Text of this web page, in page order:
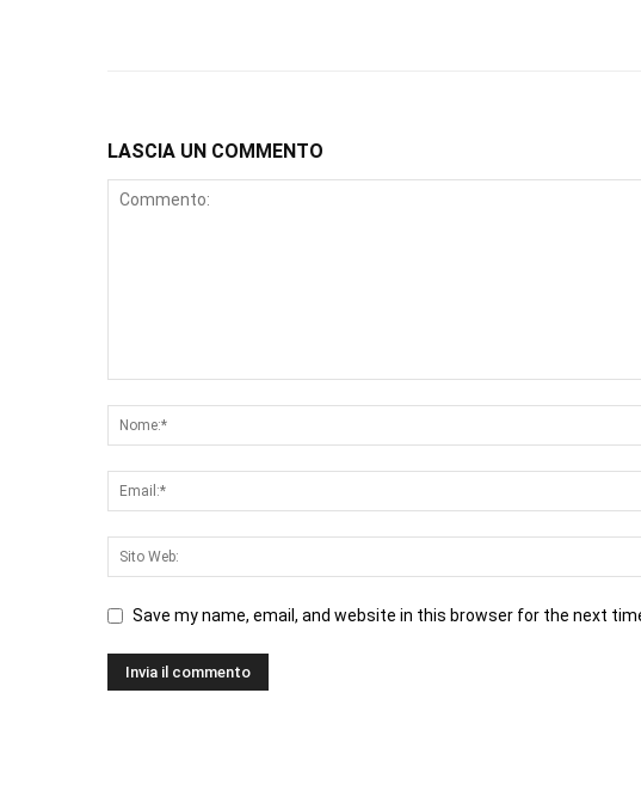
LASCIA UN COMMENTO
Save my name, email, and website in this browser for the next